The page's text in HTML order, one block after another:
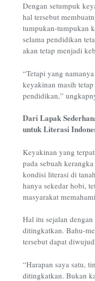
Dengan setumpuk
hal tersebut
tumpukan-tumpukan
selama pendidikan
akan tetap menjadi
“Tetapi yang
keyakinan masih tetap
pendidikan,”
Dari Lapak
untuk Literasi
Keyakinan yang
pada sebuah
kondisi literasi di
hanya sekedar hobi,
masyarakat
Hal itu sejalan
ditingkatkan. Bahu-
tersebut dapat
“Harapan saya satu,
ditingkatkan. Bukan